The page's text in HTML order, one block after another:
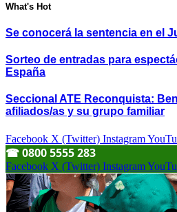
What's Hot
Se conocerá la sentencia en el
Sorteo de entradas para
España
Seccional ATE Reconquista:
afiliados/as y su grupo familiar
Facebook X (Twitter) Instagram
☎︎ 0800 5555 283
Facebook X (Twitter) Instagram